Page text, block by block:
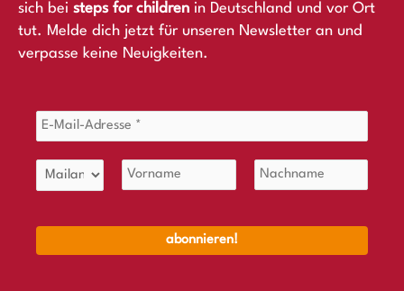
sich bei steps for children in Deutschland und vor Ort
tut. Melde dich jetzt für unseren Newsletter an und
verpasse keine Neuigkeiten.